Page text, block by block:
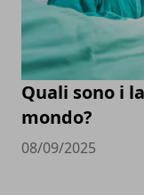
Quali sono i
mondo?
08/09/2025